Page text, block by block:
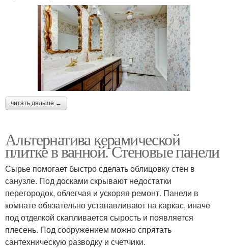
читать дальше →
Альтернатива керамической
плитке в ванной. Стеновые панели
Сырье помогает быстро сделать облицовку стен в
санузле. Под досками скрывают недостатки
перегородок, облегчая и ускоряя ремонт. Панели в
комнате обязательно устанавливают на каркас, иначе
под отделкой скапливается сырость и появляется
плесень. Под сооружением можно спрятать
сантехническую разводку и счетчики.